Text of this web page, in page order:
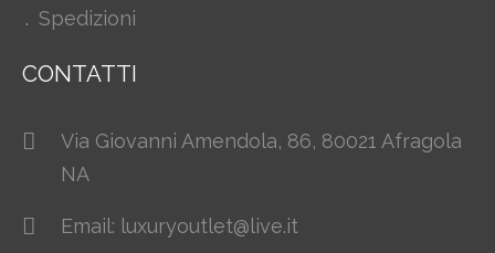
Spedizioni
CONTATTI
Via Giovanni Amendola, 86, 80021 Afragola
NA
Email: luxuryoutlet@live.it